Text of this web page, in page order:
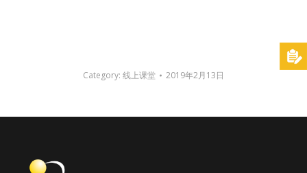
Category: 线上课堂 2019年2月13日